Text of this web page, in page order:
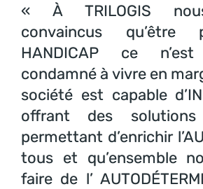
« À TRILOGIS
convaincus qu’être
HANDICAP ce
condamné à vivre en
société est capable
offrant des solutions
permettant d’enrichir
tous et qu’ensemble
faire de l’